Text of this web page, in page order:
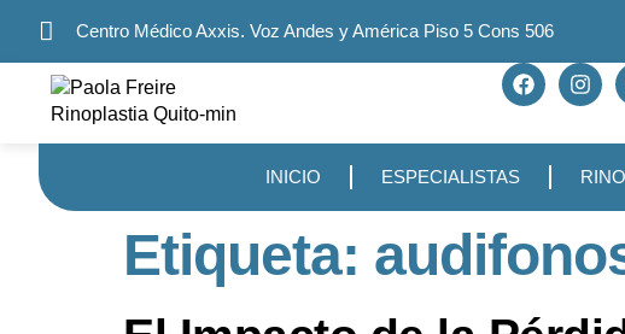
Centro Médico Axxis. Voz Andes y América Piso 5 Cons 506
INICIO ESPECIALISTAS
Etiqueta: